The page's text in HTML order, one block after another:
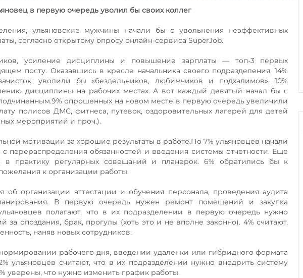
в первую очередь уволил бы своих коллег
ульяновские мужчины начали бы с увольнения неэффективных
согласно открытому опросу онлайн-сервиса SuperJob.
усиление дисциплины и повышение зарплаты — топ-3 первых
посту. Оказавшись в кресле начальника своего подразделения, 14%
уволили бы «бездельников, любимчиков и подхалимов». 10%
дисциплины на рабочих местах. А вот каждый девятый начал бы с
опрошенных на новом месте в первую очередь увеличили
полисов ДМС, фитнеса, путевок, оздоровительных лагерей для детей
мероприятий и проч.).
мотивации за хорошие результаты в работе.По 7% ульяновцев начали
перераспределения обязанностей и введения системы отчетности. Еще
в практику регулярных совещаний и планерок. 6% обратились бы к
к организации работы.
организации аттестации и обучения персонала, проведения аудита
В первую очередь нужен ремонт помещений и закупка
полагают, что в их подразделении в первую очередь нужно
за опоздания, брак, прогулы (хоть это и не вполне законно). 4% считают,
наняв новых сотрудников.
рабочего дня, введении удаленки или гибридного формата
ульяновцев считают, что в их подразделении нужно внедрить систему
уверены, что нужно изменить график работы.